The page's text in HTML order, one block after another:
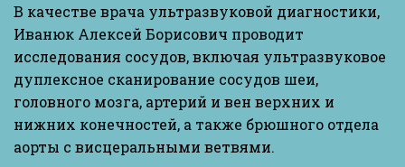
В качестве врача ультразвуковой диагностики,
Иванюк Алексей Борисович проводит
исследования сосудов, включая ультразвуковое
дуплексное сканирование сосудов шеи,
головного мозга, артерий и вен верхних и
нижних конечностей, а также брюшного отдела
аорты с висцеральными ветвями.